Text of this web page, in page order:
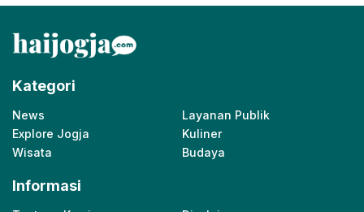
Kategori
News
Layanan Publik
Explore Jogja
Kuliner
Wisata
Budaya
Informasi